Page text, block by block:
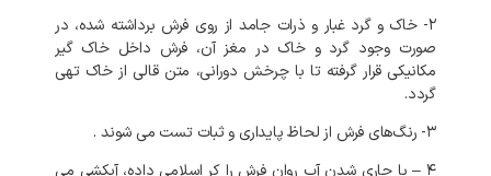
۲- خاک و گرد غبار و ذرات جامد از روی فرش برداشته شده، در
صورت وجود گرد و خاک در مغز آن، فرش داخل خاک گیر
مکانیکی قرار گرفته تا با چرخش دورانی، متن قالی از خاک تهی
گردد.
۳- رنگ‌های فرش از لحاظ پایداری و ثبات تست می شوند .
۴ – با جاری شدن آب روان فرش را کر اسلامی داده، آبکشی می